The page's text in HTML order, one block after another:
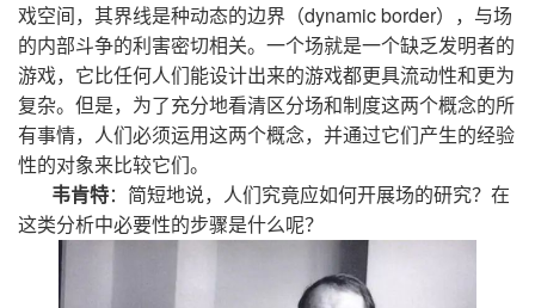
戏空间，其界线是种动态的边界（dynamic border），与场
的内部斗争的利害密切相关。一个场就是一个缺乏发明者的
游戏，它比任何人们能设计出来的游戏都更具流动性和更为
复杂。但是，为了充分地看清区分场和制度这两个概念的所
有事情，人们必须运用这两个概念，并通过它们产生的经验
性的对象来比较它们。
韦肯特：简短地说，人们究竟应如何开展场的研究？在
这类分析中必要性的步骤是什么呢？